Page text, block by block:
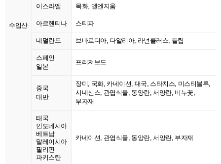
수입산
이스라엘 목화, 엘엔지움
아르헨티나 스티파
네덜란드 브바르디아, 다알리아, 라넌큘러스, 튤립
스페인
일본
프리저브드
중국
대만
장미, 국화, 카네이션, 대국, 스타치스, 미스티블루,
시네신스, 관엽식물, 동양란, 서양란, 비누꽃,
부자재
태국
인도네시아
베트남
말레이시아
필리핀
파키스탄
카네이션, 관엽식물, 동양란, 서양란, 부자재